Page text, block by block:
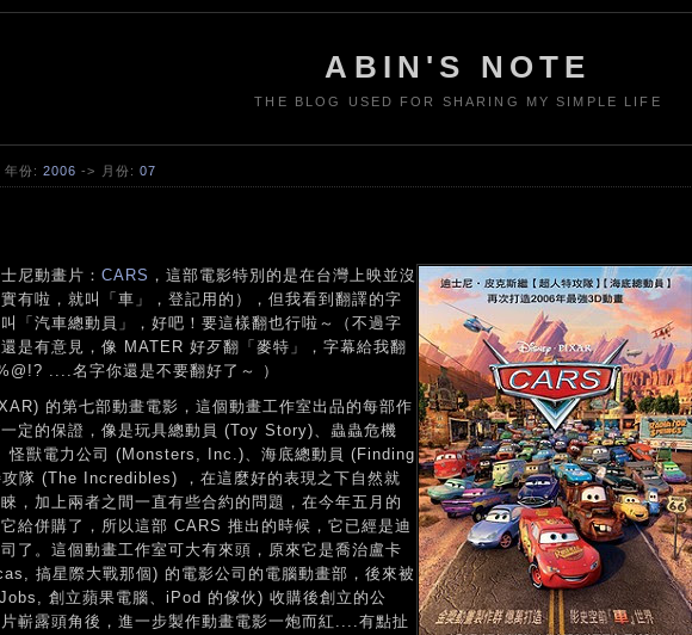
ABIN'S NOTE
THE BLOG USED FOR SHARING MY SIMPLE LIFE
年份:2006 -> 月份: 07
尼動畫片： CARS ，這部電影特別的是在台灣上映並沒
有啦，就叫「車」，登記用的），但我看到翻譯的字
「汽車總動員」，好吧！要這樣翻也行啦～（不過字
是有意見，像 MATER 好歹翻「麥特」，字幕給我翻
....名字你還是不要翻好了～ ）
的第七部動畫電影，這個動畫工作室出品的每部作
定的保證，像是玩具總動員 (Toy Story)、蟲蟲危機
怪獸電力公司 (Monsters, Inc.)、海底總動員 (Finding
攻隊 (The Incredibles) ，在這麼好的表現之下自然就
，加上兩者之間一直有些合約的問題，在今年五月的
給併購了，所以這部 CARS 推出的時候，它已經是迪
了。這個動畫工作室可大有來頭，原來它是喬治盧卡
搞星際大戰那個) 的電影公司的電腦動畫部，後來被
創立蘋果電腦、iPod 的傢伙) 收購後創立的公
嶄露頭角後，進一步製作動畫電影一炮而紅....有點扯